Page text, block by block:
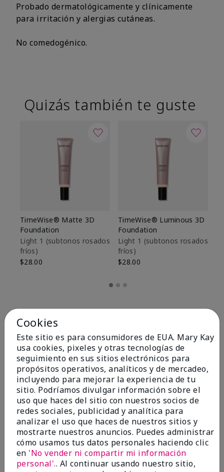
Probado dermatológicamente y clínicamente
para irritación y alergias cutáneas.
No comedogénico.
Quizás también te guste
TimeWise® Matte 3D
Foundation
Light 1​ (subtonos rosados
fríos)
$28.00
TimeWise® Luminous 3D
Foundation
Light 1​ (subtonos rosados
fríos)
$28.00
OPINIONES
4.8
Cookies
Este sitio es para consumidores de EUA. Mary Kay
usa cookies, pixeles y otras tecnologías de
seguimiento en sus sitios electrónicos para
propósitos operativos, analíticos y de mercadeo,
incluyendo para mejorar la experiencia de tu
sitio. Podríamos divulgar información sobre el
uso que haces del sitio con nuestros socios de
redes sociales, publicidad y analítica para
analizar el uso que haces de nuestros sitios y
mostrarte nuestros anuncios. Puedes administrar
cómo usamos tus datos personales haciendo clic
en 'No vender ni compartir mi información
personal'.. Al continuar usando nuestro sitio,